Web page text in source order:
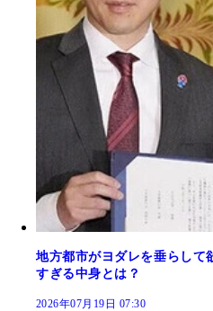
地方都市がヨダレを垂らして
すぎる中身とは？
2026年07月19日 07:30